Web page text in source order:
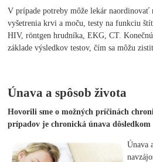
V prípade potreby môže lekár naordinovať
vyšetrenia krvi a moču, testy na funkciu
HIV, röntgen hrudníka, EKG, CT.
základe výsledkov testov, čím sa môžu
Únava a spôsob života
Hovorili sme o možných príčinách
prípadov je chronická únava dôsledkom
Únava